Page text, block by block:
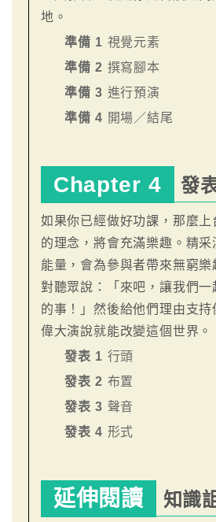
地。
準備 1 視覺元素
準備 2 撰寫腳本
準備 3 進行預演
準備 4 開場／結尾
Chapter 4 發
如果你已經做好功課，那麼
的理念，將會充滿樂趣。精采
能量，會為參與者帶來無窮樂
對聽眾說：「來吧，讓我們
的事！」然後給他們理由支
偉大演說就能改變這個世界。
發表 1 行頭
發表 2 布置
發表 3 聲音
發表 4 形式
延伸閱讀 知識